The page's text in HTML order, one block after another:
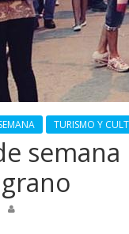
TURISMO Y